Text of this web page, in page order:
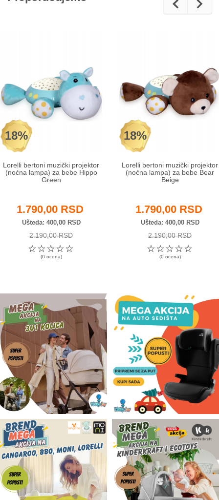
18%
Lorelli bertoni muzički projektor
(noćna lampa) za bebe Hippo
Green
1.790,00 RSD
Ušteda 400,00 RSD
2.190,00 RSD
☆
☆
☆
☆
☆
(0 ocena)
18%
Lorelli bertoni muzički projektor
(noćna lampa) za bebe Bear
Beige
1.790,00 RSD
Ušteda 400,00 RSD
2.190,00 RSD
☆
☆
☆
☆
☆
(0 ocena)